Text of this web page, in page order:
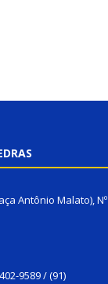
Antônio Malato), Nº
9589 / (91)